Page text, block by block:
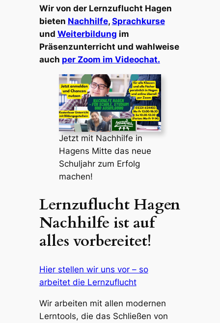
Wir von der Lernzuflucht Hagen
bieten Nachhilfe, Sprachkurse
und Weiterbildung im
Präsenzunterricht und wahlweise
auch per Zoom im Videochat.
Jetzt mit Nachhilfe in
Hagens Mitte das neue
Schuljahr zum Erfolg
machen!
Lernzuflucht Hagen
Nachhilfe ist auf
alles vorbereitet!
Hier stellen wir uns vor – so
arbeitet die Lernzuflucht
Wir arbeiten mit allen modernen
Lerntools, die das Schließen von